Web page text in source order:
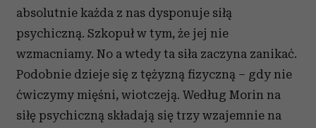
absolutnie każda z nas dysponuje siłą
psychiczną. Szkopuł w tym, że jej nie
wzmacniamy. No a wtedy ta siła zaczyna zanikać.
Podobnie dzieje się z tężyzną fizyczną – gdy nie
ćwiczymy mięśni, wiotczeją. Według Morin na
siłę psychiczną składają się trzy wzajemnie na